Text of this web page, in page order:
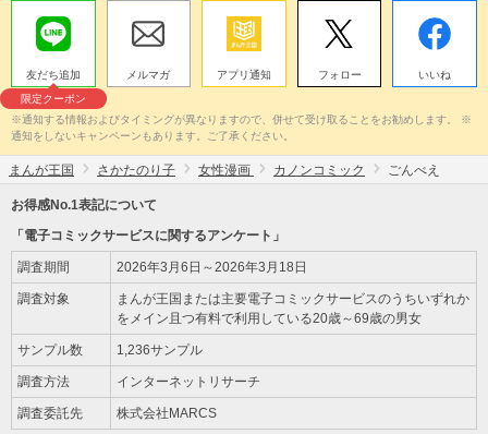
友だち追加
限定クーポン
メルマガ アプリ通知 フォロー いいね
※通知する情報およびタイミングが異なりますので、併せて受け取ることをお勧めします。 ※
通知をしないキャンペーンもあります。ご了承ください。
まんが王国 さかたのり子 女性漫画 カノンコミック ごんべえ
お得感No.1表記について
「電子コミックサービスに関するアンケート」
調査期間 2026年3月6日～2026年3月18日
調査対象
まんが王国または主要電子コミックサービスのうちいずれか
をメイン且つ有料で利用している20歳～69歳の男女
サンプル数 1,236サンプル
調査方法 インターネットリサーチ
調査委託先 株式会社MARCS